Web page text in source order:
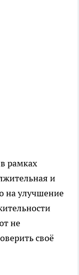
рамках
и
на улучшение
не
своё